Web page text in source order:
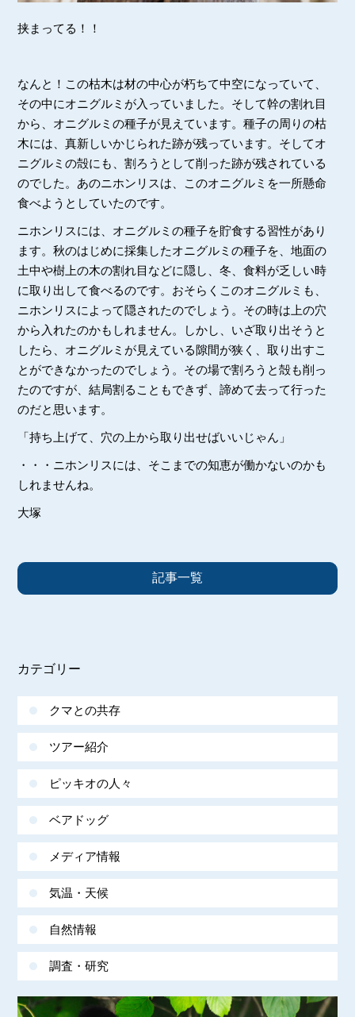
挟まってる！！
なんと！この枯木は材の中心が朽ちて中空になっていて、
その中にオニグルミが入っていました。そして幹の割れ目
から、オニグルミの種子が見えています。種子の周りの枯
木には、真新しいかじられた跡が残っています。そしてオ
ニグルミの殻にも、割ろうとして削った跡が残されている
のでした。あのニホンリスは、このオニグルミを一所懸命
食べようとしていたのです。
ニホンリスには、オニグルミの種子を貯食する習性があり
ます。秋のはじめに採集したオニグルミの種子を、地面の
土中や樹上の木の割れ目などに隠し、冬、食料が乏しい時
に取り出して食べるのです。おそらくこのオニグルミも、
ニホンリスによって隠されたのでしょう。その時は上の穴
から入れたのかもしれません。しかし、いざ取り出そうと
したら、オニグルミが見えている隙間が狭く、取り出すこ
とができなかったのでしょう。その場で割ろうと殻も削っ
たのですが、結局割ることもできず、諦めて去って行った
のだと思います。
「持ち上げて、穴の上から取り出せばいいじゃん」
・・・ニホンリスには、そこまでの知恵が働かないのかも
しれませんね。
大塚
記事一覧
カテゴリー
クマとの共存
ツアー紹介
ピッキオの人々
ベアドッグ
メディア情報
気温・天候
自然情報
調査・研究